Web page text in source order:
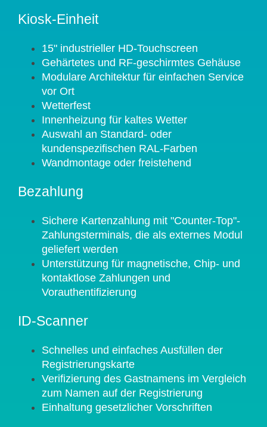
Kiosk-Einheit
15" industrieller HD-Touchscreen
Gehärtetes und RF-geschirmtes Gehäuse
Modulare Architektur für einfachen Service
vor Ort
Wetterfest
Innenheizung für kaltes Wetter
Auswahl an Standard- oder
kundenspezifischen RAL-Farben
Wandmontage oder freistehend
Bezahlung
Sichere Kartenzahlung mit "Counter-Top"-
Zahlungsterminals, die als externes Modul
geliefert werden
Unterstützung für magnetische, Chip- und
kontaktlose Zahlungen und
Vorauthentifizierung
ID-Scanner
Schnelles und einfaches Ausfüllen der
Registrierungskarte
Verifizierung des Gastnamens im Vergleich
zum Namen auf der Registrierung
Einhaltung gesetzlicher Vorschriften